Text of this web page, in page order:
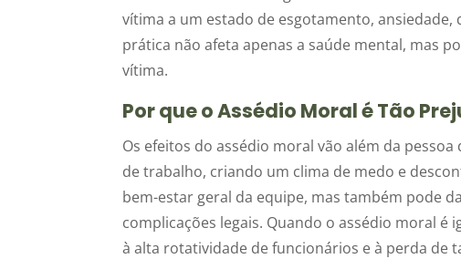
vítima a um estado de esgotamento, ansiedade,
prática não afeta apenas a saúde mental, mas
vítima.
Por que o Assédio Moral é Tão
Os efeitos do assédio moral vão além da
de trabalho, criando um clima de medo e
bem-estar geral da equipe, mas também pode
complicações legais. Quando o assédio moral
à alta rotatividade de funcionários e à perda de